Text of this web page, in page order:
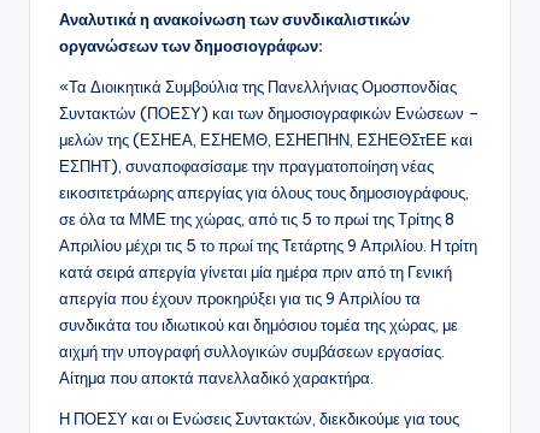
Αναλυτικά η ανακοίνωση των συνδικαλιστικών
οργανώσεων των δημοσιογράφων:
«Τα Διοικητικά Συμβούλια της Πανελλήνιας Ομοσπονδίας
Συντακτών (ΠΟΕΣΥ) και των δημοσιογραφικών Ενώσεων –
μελών της (ΕΣΗΕΑ, ΕΣΗΕΜΘ, ΕΣΗΕΠΗΝ, ΕΣΗΕΘΣτΕΕ και
ΕΣΠΗΤ), συναποφασίσαμε την πραγματοποίηση νέας
εικοσιτετράωρης απεργίας για όλους τους δημοσιογράφους,
σε όλα τα ΜΜΕ της χώρας, από τις 5 το πρωί της Τρίτης 8
Απριλίου μέχρι τις 5 το πρωί της Τετάρτης 9 Απριλίου. Η τρίτη
κατά σειρά απεργία γίνεται μία ημέρα πριν από τη Γενική
απεργία που έχουν προκηρύξει για τις 9 Απριλίου τα
συνδικάτα του ιδιωτικού και δημόσιου τομέα της χώρας, με
αιχμή την υπογραφή συλλογικών συμβάσεων εργασίας.
Αίτημα που αποκτά πανελλαδικό χαρακτήρα.
Η ΠΟΕΣΥ και οι Ενώσεις Συντακτών, διεκδικούμε για τους